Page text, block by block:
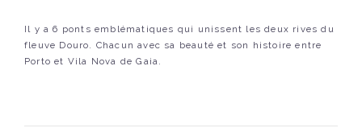
Il y a 6 ponts emblématiques qui unissent les deux rives du
fleuve Douro. Chacun avec sa beauté et son histoire entre
Porto et Vila Nova de Gaia.